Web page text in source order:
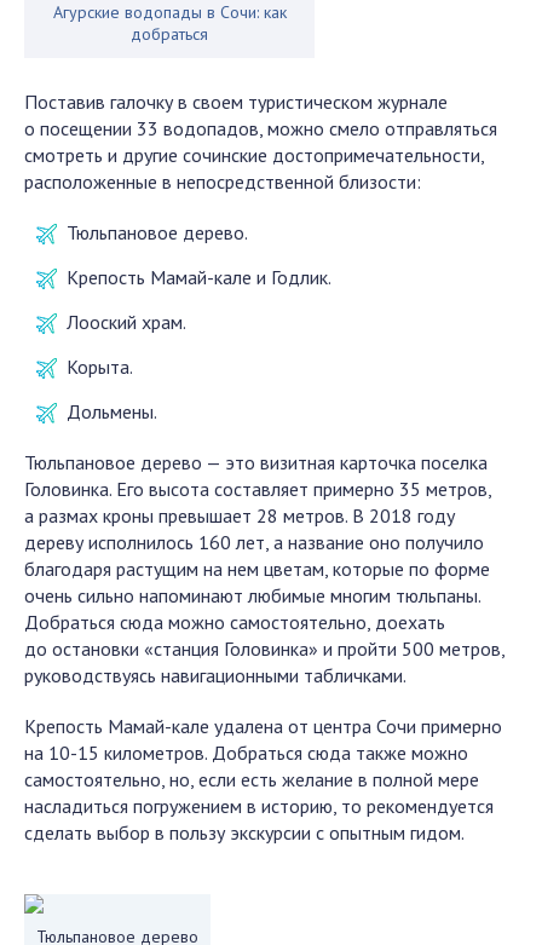
Агурские водопады в Сочи: как
добраться
Поставив галочку в своем туристическом журнале
о посещении 33 водопадов, можно смело отправляться
смотреть и другие сочинские достопримечательности,
расположенные в непосредственной близости:
Тюльпановое дерево.
Крепость Мамай-кале и Годлик.
Лооский храм.
Корыта.
Дольмены.
Тюльпановое дерево — это визитная карточка поселка
Головинка. Его высота составляет примерно 35 метров,
а размах кроны превышает 28 метров. В 2018 году
дереву исполнилось 160 лет, а название оно получило
благодаря растущим на нем цветам, которые по форме
очень сильно напоминают любимые многим тюльпаны.
Добраться сюда можно самостоятельно, доехать
до остановки «станция Головинка» и пройти 500 метров,
руководствуясь навигационными табличками.
Крепость Мамай-кале удалена от центра Сочи примерно
на 10-15 километров. Добраться сюда также можно
самостоятельно, но, если есть желание в полной мере
насладиться погружением в историю, то рекомендуется
сделать выбор в пользу экскурсии с опытным гидом.
Тюльпановое дерево